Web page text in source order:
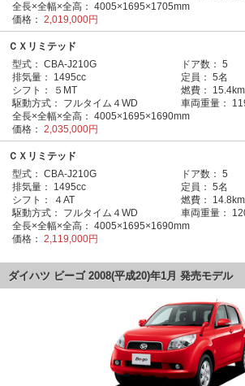
全長×全幅×全高： 4005×1695×1705mm
価格： 2,019,000円
ＣＸリミテッド
型式： CBA-J210G ドア数： 5
排気量：
1495cc 定員： 5名
シフト：
５MT 燃費：
駆動方式：
フルタイム４WD 車両重量：
全長×全幅×全高： 4005×1695×1690mm
価格： 2,035,000円
ＣＸリミテッド
型式： CBA-J210G ドア数： 5
排気量：
1495cc 定員： 5名
シフト：
４AT 燃費：
駆動方式：
フルタイム４WD 車両重量：
全長×全幅×全高： 4005×1695×1690mm
価格： 2,119,000円
ダイハツ ビーゴ 2008(平成20)年1月 発売モデル